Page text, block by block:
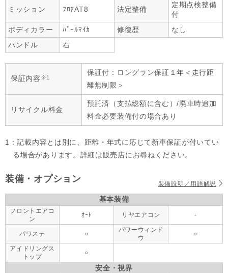
ミッション ﾌﾛｱAT8 法定整備
定期点検整備
付
ボディカラー
ﾊﾟｰﾙﾏｲｶ 修復歴
なし
ハンドル
右
保証内容 ※1
保証付：ロングラン保証１年＜走行距
離無制限＞
リサイクル料金
預託済（支払総額に含む）/廃車時追加
料金必要装備付の場合あり
1：記載内容とは別に、距離・年式に応じて新車保証が付いてい
る場合があります。詳細は販売店にお尋ねください。
装備・オプション 装備説明／用語解説
基本装備
フロントエアコ
ン
ｵｰﾄ リヤエアコン -
パワステ ○
パワーウィンド
ウ
○
アイドリングス
トップ
○
安全・視界